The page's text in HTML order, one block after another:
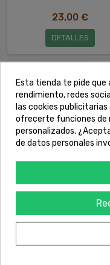
23,00 €
DETALLES
Esta tienda te pide que
rendimiento, redes
las cookies
ofrecerte funciones de
personalizados.
de datos personales